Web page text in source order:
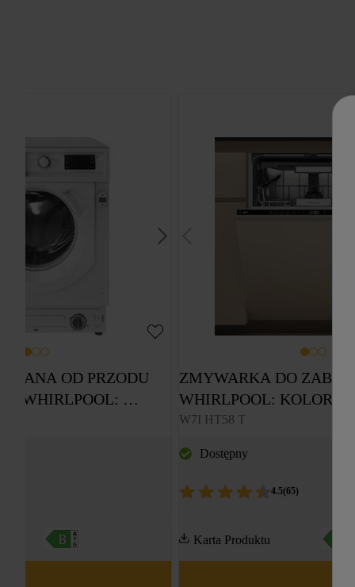
OD PRZODU
WHIRLPOOL:
ZMYWARKA DO
WHIRLPOOL: KOLOR
PEŁNOWYMIAROWA -
W7I HT58 T
Dostępny
4.5(65)
Karta Produktu